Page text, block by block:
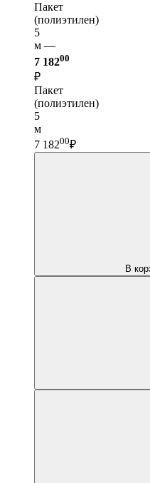
Пакет
(полиэтилен)
5
м —
7 18200
₽
Пакет
(полиэтилен)
5
м
7 18200₽
В